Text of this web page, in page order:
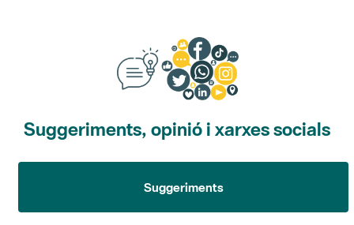
Suggeriments, opinió i xarxes socials
Suggeriments